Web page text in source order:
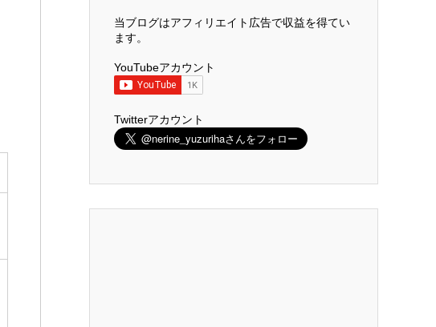
当ブログはアフィリエイト広告で収益を得てい
ます。
YouTubeアカウント
Twitterアカウント